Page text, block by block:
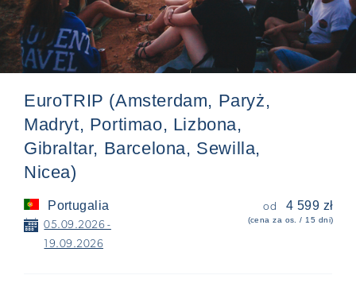
EuroTRIP (Amsterdam, Paryż,
Madryt, Portimao, Lizbona,
Gibraltar, Barcelona, Sewilla,
Nicea)
Portugalia
📅 05.09.2026 -
19.09.2026
od 4 599 zł
(cena za os. / 15 dni)